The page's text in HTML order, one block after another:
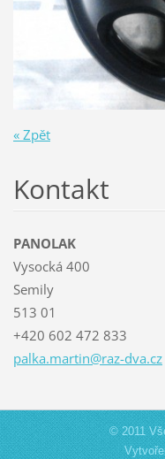
« Zpět
Kontakt
PANOLAK
Vysocká 400
Semily
513 01
+420 602 472 833
palka.martin@raz-dva.cz
© 2011